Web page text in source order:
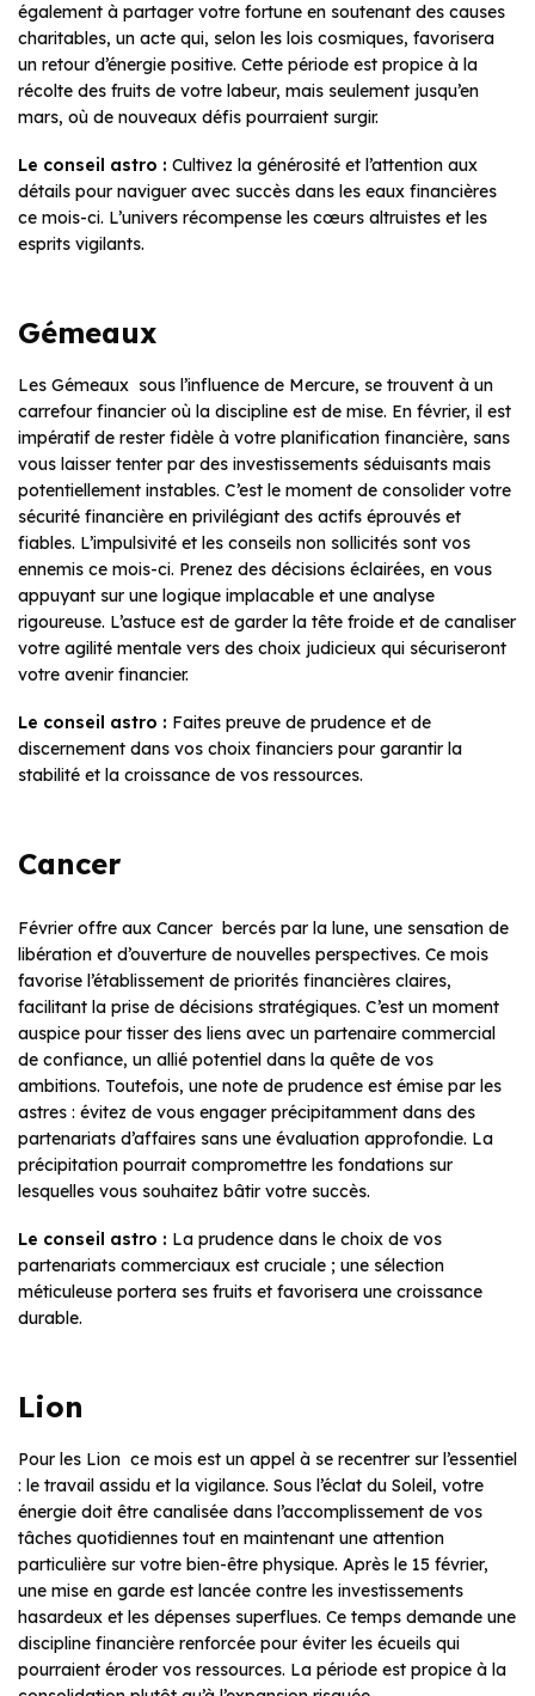
également à partager votre fortune en soutenant des causes
charitables, un acte qui, selon les lois cosmiques, favorisera
un retour d’énergie positive. Cette période est propice à la
récolte des fruits de votre labeur, mais seulement jusqu’en
mars, où de nouveaux défis pourraient surgir.
Le conseil astro : Cultivez la générosité et l’attention aux
détails pour naviguer avec succès dans les eaux financières
ce mois-ci. L’univers récompense les cœurs altruistes et les
esprits vigilants.
Gémeaux
Les Gémeaux sous l’influence de Mercure, se trouvent à un
carrefour financier où la discipline est de mise. En février, il est
impératif de rester fidèle à votre planification financière, sans
vous laisser tenter par des investissements séduisants mais
potentiellement instables. C’est le moment de consolider votre
sécurité financière en privilégiant des actifs éprouvés et
fiables. L’impulsivité et les conseils non sollicités sont vos
ennemis ce mois-ci. Prenez des décisions éclairées, en vous
appuyant sur une logique implacable et une analyse
rigoureuse. L’astuce est de garder la tête froide et de canaliser
votre agilité mentale vers des choix judicieux qui sécuriseront
votre avenir financier.
Le conseil astro : Faites preuve de prudence et de
discernement dans vos choix financiers pour garantir la
stabilité et la croissance de vos ressources.
Cancer
Février offre aux Cancer bercés par la lune, une sensation de
libération et d’ouverture de nouvelles perspectives. Ce mois
favorise l’établissement de priorités financières claires,
facilitant la prise de décisions stratégiques. C’est un moment
auspice pour tisser des liens avec un partenaire commercial
de confiance, un allié potentiel dans la quête de vos
ambitions. Toutefois, une note de prudence est émise par les
astres : évitez de vous engager précipitamment dans des
partenariats d’affaires sans une évaluation approfondie. La
précipitation pourrait compromettre les fondations sur
lesquelles vous souhaitez bâtir votre succès.
Le conseil astro : La prudence dans le choix de vos
partenariats commerciaux est cruciale ; une sélection
méticuleuse portera ses fruits et favorisera une croissance
durable.
Lion
Pour les Lion ce mois est un appel à se recentrer sur l’essentiel
: le travail assidu et la vigilance. Sous l’éclat du Soleil, votre
énergie doit être canalisée dans l’accomplissement de vos
tâches quotidiennes tout en maintenant une attention
particulière sur votre bien-être physique. Après le 15 février,
une mise en garde est lancée contre les investissements
hasardeux et les dépenses superflues. Ce temps demande une
discipline financière renforcée pour éviter les écueils qui
pourraient éroder vos ressources. La période est propice à la